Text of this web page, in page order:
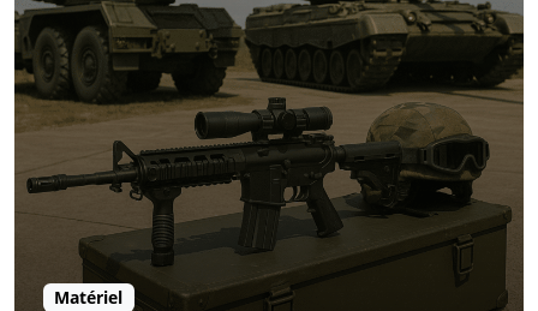
Matériel